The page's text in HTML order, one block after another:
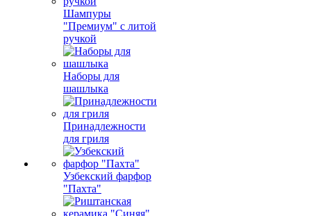
Шампуры
"Премиум" с литой
ручкой
Наборы для
шашлыка
Принадлежности
для гриля
Узбекский фарфор
"Пахта"